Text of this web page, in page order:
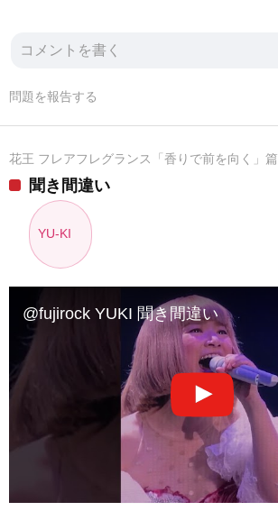
問題を報告する
花王 フレアフレグランス「香りで前を向く」篇
聞き間違い
YU-KI
@fujirock YUKI 聞き間違い